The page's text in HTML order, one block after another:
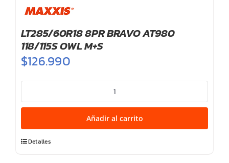
LT285/60R18 8PR BRAVO AT980
118/115S OWL M+S
$126.990
8PR
BRAVO
118/115S
Añadir al carrito
Detalles